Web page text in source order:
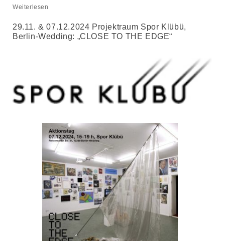
Weiterlesen
29.11. & 07.12.2024 Projektraum Spor Klübü,
Berlin-Wedding: „CLOSE TO THE EDGE“